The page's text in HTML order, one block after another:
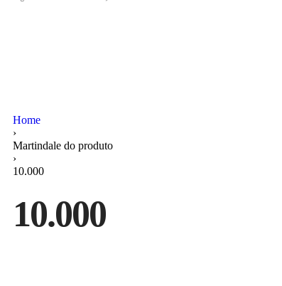
Home
›
Martindale do produto
›
10.000
10.000